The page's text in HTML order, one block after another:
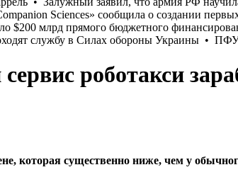
роботакси
которая существенно ниже, чем у